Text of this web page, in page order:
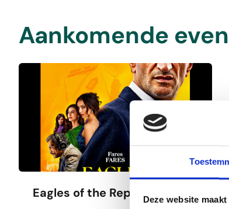
Deze website
Aankomende
Eagles of the Republic